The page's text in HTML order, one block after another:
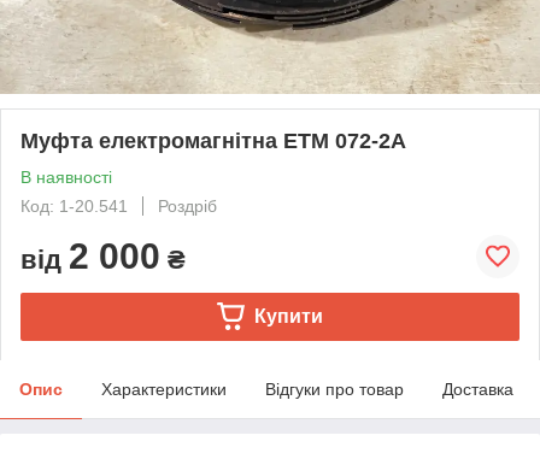
Муфта електромагнітна ЕТМ 072-2А
В наявності
Код: 1-20.541
Роздріб
від 2 000 ₴
Купити
Опис Характеристики Відгуки про товар Доставка